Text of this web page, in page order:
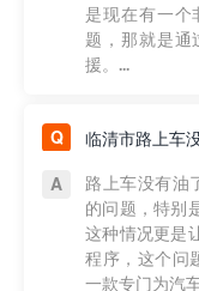
是现在有一个
题，那就是通
援。...
临清市路上车
路上车没有油
的问题，特别
这种情况更是
程序，这个问
一款专门为汽